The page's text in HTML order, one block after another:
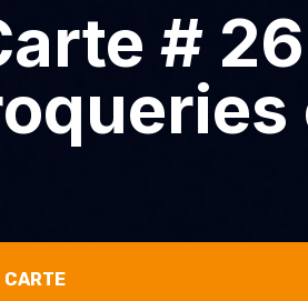
#
CARTE